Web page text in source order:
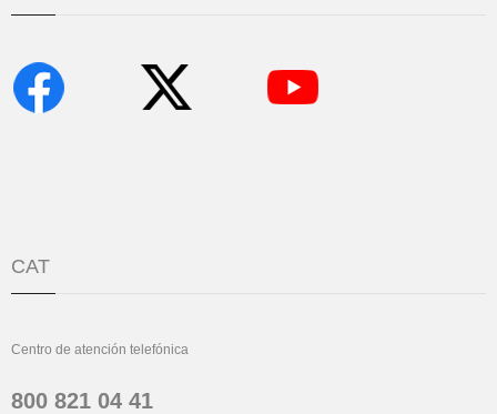
CAT
Centro de atención telefónica
800 821 04 41